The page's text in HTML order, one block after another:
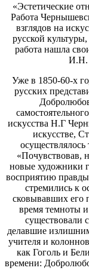
«Эстетические
Работа
взглядов на
русской
работа нашла
И.Н.
Уже в 1850-60-х
русских
искусства Н.Г
искусстве,
«Почувствовав,
новые художники
восприятию
стремились к
сковывавших его
время темноты
существовали
делавшие
учителя и
как Гоголь и
времени: